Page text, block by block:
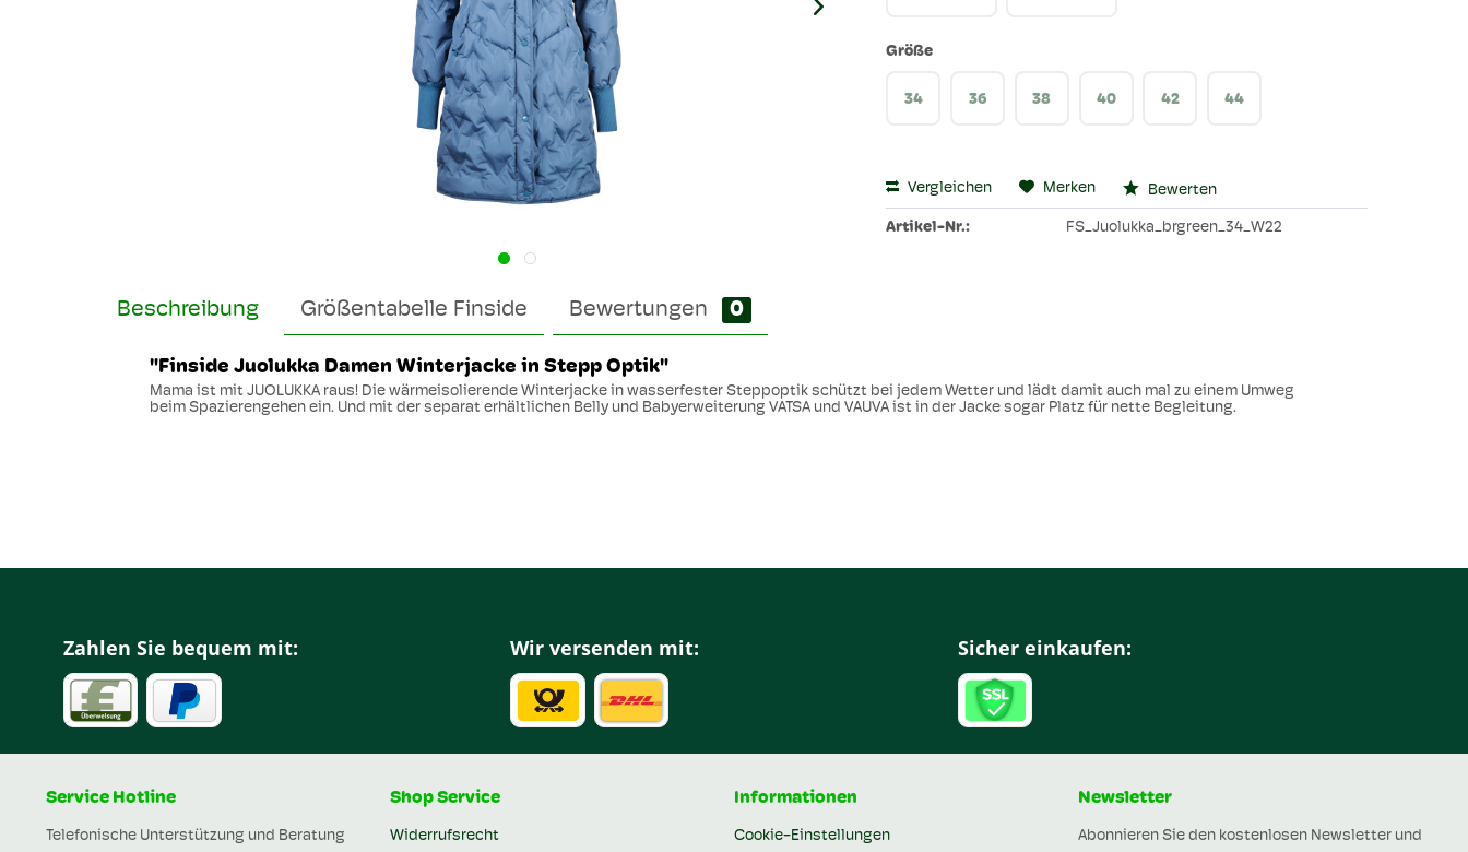
Größe
34 36 38 40 42 44
Vergleichen Merken Bewerten
Artikel-Nr.: FS_Juolukka_brgreen_34_W22
Beschreibung Größentabelle Finside Bewertungen 0
"Finside Juolukka Damen Winterjacke in Stepp Optik"
Mama ist mit JUOLUKKA raus! Die wärmeisolierende Winterjacke in wasserfester Steppoptik schützt bei jedem Wetter und lädt damit auch mal zu einem Umweg
beim Spazierengehen ein. Und mit der separat erhältlichen Belly und Babyerweiterung VATSA und VAUVA ist in der Jacke sogar Platz für nette Begleitung.
Zahlen Sie bequem mit: Wir versenden mit: Sicher einkaufen:
Service Hotline
Telefonische Unterstützung und Beratung
Shop Service
Widerrufsrecht
Informationen
Cookie-Einstellungen
Newsletter
Abonnieren Sie den kostenlosen Newsletter und